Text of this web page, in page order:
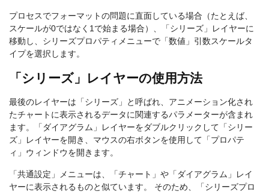
プロセスでフォーマットの問題に直面している場合（たとえば、
スケールが0ではなく1で始まる場合）、「シリーズ」レイヤーに
移動し、シリーズプロパティメニューで「数値」引数スケールタ
イプを選択します。
「シリーズ」レイヤーの使用方法
最後のレイヤーは「シリーズ」と呼ばれ、アニメーション化され
たチャートに表示されるデータに関連するパラメーターが含まれ
ます。「ダイアグラム」レイヤーをダブルクリックして「シリー
ズ」レイヤーを開き、マウスの右ボタンを使用して「プロパテ
ィ」ウィンドウを開きます。
「共通設定」メニューは、「チャート」や「ダイアグラム」レイ
ヤーに表示されるものと似ています。 そのため、「シリーズプロ